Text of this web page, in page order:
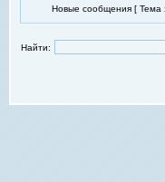
Новые сообщения [ Тема
Найти: